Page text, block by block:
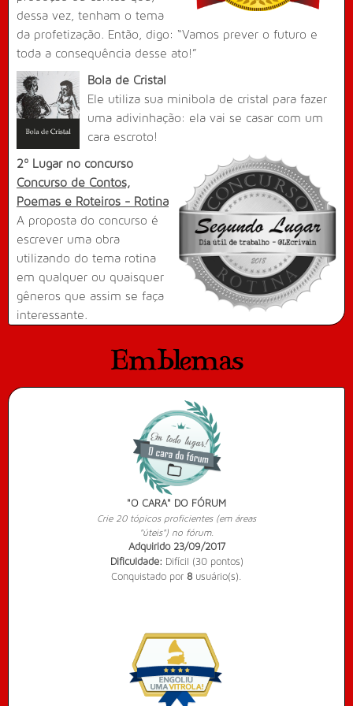
dessa vez, tenham o tema
da profetização. Então, digo: “Vamos prever o futuro e
toda a consequência desse ato!”
Bola de Cristal
Ele utiliza sua minibola de cristal para fazer
uma adivinhação: ela vai se casar com um
cara escroto!
2º Lugar no concurso
Concurso de Contos,
Poemas e Roteiros - Rotina
A proposta do concurso é
escrever uma obra
utilizando do tema rotina
em qualquer ou quaisquer
gêneros que assim se faça
interessante.
De forma lamentosa, o personagem conta
momentos de felicidade junto a sua
esposa e as músicas de Chico Buarque.
Mundo Monocromático
A proposta do concurso é
simples: vocês terão que
escrever uma obra com
base em apenas UMA cor.
Decisão e Vigor: Será?
um mundo monocromático, em mundo
2º Lugar no concursoOrigami
Emblemas
"O CARA" DO FÓRUM
Crie 20 tópicos proficientes (em áreas
"úteis") no fórum.
Adquirido 23/09/2017
Dificuldade: Difícil (30 pontos)
Conquistado por 8 usuário(s).